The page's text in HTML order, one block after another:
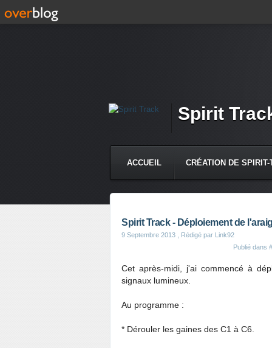
Spirit
ACCUEIL CRÉATION DE SPIRIT-
Spirit Track - Déploiement de
9 Septembre 2013 , Rédigé par Link92
Publié dans
Cet après-midi, j'ai commencé à
signaux lumineux.
Au programme :
* Dérouler les gaines des C1 à C6.